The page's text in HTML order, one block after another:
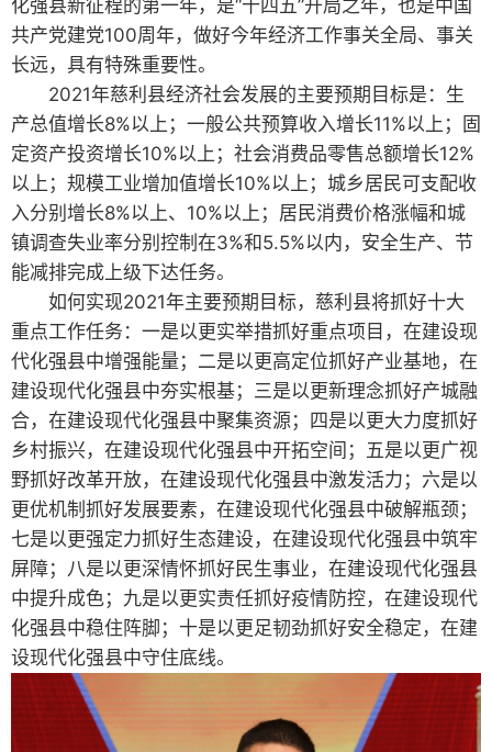
化强县新征程的第一年，是“十四五”开局之年，也是中国
共产党建党100周年，做好今年经济工作事关全局、事关
长远，具有特殊重要性。
2021年慈利县经济社会发展的主要预期目标是：生
产总值增长8%以上；一般公共预算收入增长11%以上；固
定资产投资增长10%以上；社会消费品零售总额增长12%
以上；规模工业增加值增长10%以上；城乡居民可支配收
入分别增长8%以上、10%以上；居民消费价格涨幅和城
镇调查失业率分别控制在3%和5.5%以内，安全生产、节
能减排完成上级下达任务。
如何实现2021年主要预期目标，慈利县将抓好十大
重点工作任务：一是以更实举措抓好重点项目，在建设现
代化强县中增强能量；二是以更高定位抓好产业基地，在
建设现代化强县中夯实根基；三是以更新理念抓好产城融
合，在建设现代化强县中聚集资源；四是以更大力度抓好
乡村振兴，在建设现代化强县中开拓空间；五是以更广视
野抓好改革开放，在建设现代化强县中激发活力；六是以
更优机制抓好发展要素，在建设现代化强县中破解瓶颈；
七是以更强定力抓好生态建设，在建设现代化强县中筑牢
屏障；八是以更深情怀抓好民生事业，在建设现代化强县
中提升成色；九是以更实责任抓好疫情防控，在建设现代
化强县中稳住阵脚；十是以更足韧劲抓好安全稳定，在建
设现代化强县中守住底线。